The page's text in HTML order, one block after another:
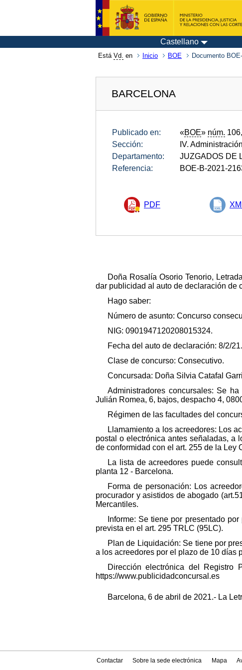
Castellano
Está Vd. en Inicio BOE Documento
BARCELONA
Publicado en: «BOE» núm.
Sección:
IV.
Departamento:
JUZGADOS DE
Referencia:
BOE-B-2021-
PDF
Doña Rosalía Osorio Tenorio,
dar publicidad al auto de declaración de
Hago saber:
Número de asunto: Concurso
NIG: 0901947120208015324.
Fecha del auto de declaración: 8/2/21.
Clase de concurso: Consecutivo.
Concursada: Doña Silvia Catafal
Administradores concursales: Se
Julián Romea, 6, bajos, despacho 4,
Régimen de las facultades del
Llamamiento a los acreedores: Los
postal o electrónica antes señaladas, a
de conformidad con el art. 255 de la Ley
La lista de acreedores puede
planta 12 - Barcelona.
Forma de personación: Los
procurador y asistidos de abogado
Mercantiles.
Informe: Se tiene por presentado
prevista en el art. 295 TRLC (95LC).
Plan de Liquidación: Se tiene por
a los acreedores por el plazo de 10 días
Dirección electrónica del Registro
https://www.publicidadconcursal.es
Barcelona, 6 de abril de 2021.- La
Contactar Sobre la sede electrónica Mapa